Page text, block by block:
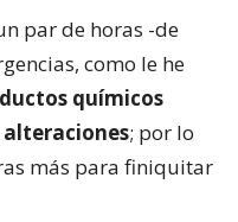
par de horas -de
como le he
químicos
; por lo
más para finiquitar